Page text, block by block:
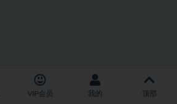
VIP会员 我的 顶部